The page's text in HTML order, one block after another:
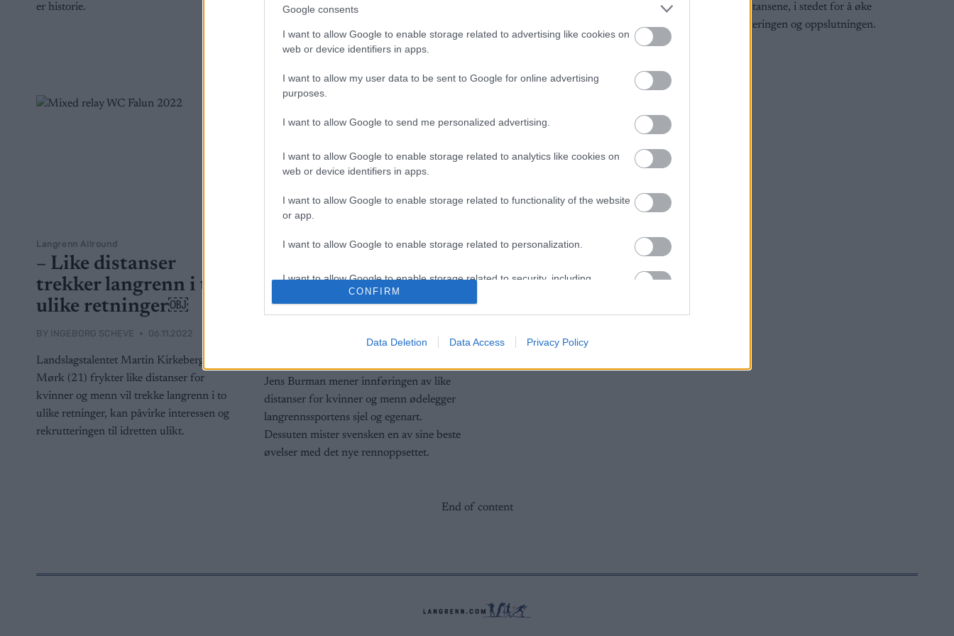
Google consents
I want to allow Google to enable storage related to advertising like cookies on
web or device identifiers in apps.
I want to allow my user data to be sent to Google for online advertising
purposes.
I want to allow Google to send me personalized advertising.
I want to allow Google to enable storage related to analytics like cookies on
web or device identifiers in apps.
I want to allow Google to enable storage related to functionality of the website
or app.
I want to allow Google to enable storage related to personalization.
I want to allow Google to enable storage related to security, including
authentication functionality and fraud prevention, and other user protection.
CONFIRM
Data Deletion Data Access Privacy Policy
er historie.
kvinner i verdenscupen kan skape
langrenn. Her er de nye reglene for
nye distansene, i stedet for å øke
rekrutteringen og oppslutningen.
Langrenn Allround
– Like distanser
trekker langrenn i to
ulike retninger￼
BY INGEBORG SCHEVE 06.11.2022
Landslagstalentet Martin Kirkeberg
Mørk (21) frykter like distanser for
kvinner og menn vil trekke langrenn i to
ulike retninger, kan påvirke interessen og
rekrutteringen til idretten ulikt.
Langrenn Allround
mot FIS: – Man tar jo
bort alt av ordentlig
Jens Burman mener innføringen av like
distanser for kvinner og menn ødelegger
langrennssportens sjel og egenart.
Dessuten mister svensken en av sine beste
øvelser med det nye rennoppsettet.
End of content